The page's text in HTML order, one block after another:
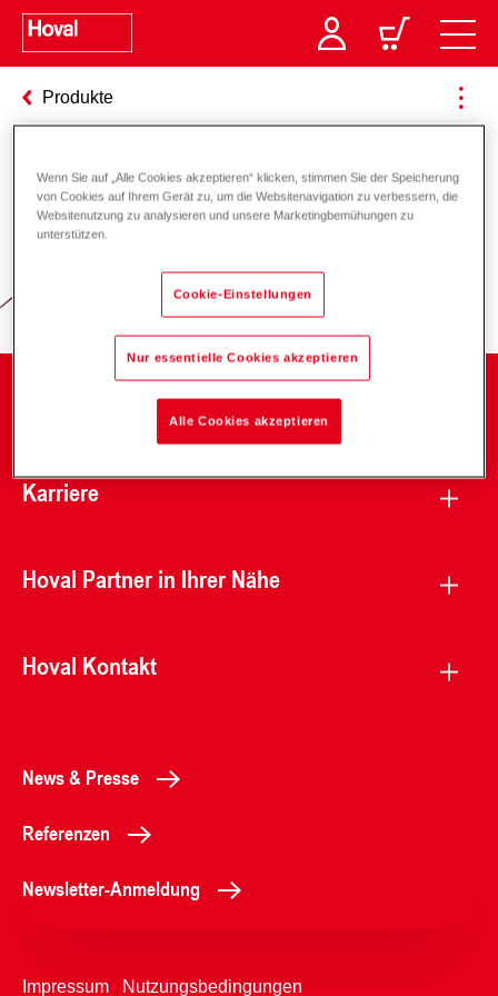
Produkte
Verantwortung für Energie und
Karriere
Hoval Partner in Ihrer Nähe
Hoval Kontakt
News & Presse
Referenzen
Newsletter-Anmeldung
Impressum Nutzungsbedingungen
Wenn Sie auf „Alle Cookies akzeptieren“ klicken, stimmen Sie der Speicherung
von Cookies auf Ihrem Gerät zu, um die Websitenavigation zu verbessern, die
Websitenutzung zu analysieren und unsere Marketingbemühungen zu
unterstützen.
Cookie-Einstellungen
Nur essentielle Cookies akzeptieren
Alle Cookies akzeptieren